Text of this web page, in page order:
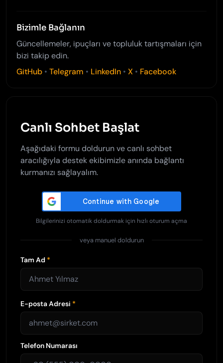
Bizimle Bağlanın
Güncellemeler, ipuçları ve topluluk tartışmaları için
bizi takip edin.
GitHub • Telegram • LinkedIn • X • Facebook
Canlı Sohbet Başlat
Aşağıdaki formu doldurun ve canlı sohbet
aracılığıyla destek ekibimizle anında bağlantı
kurmanızı sağlayalım.
Bilgilerinizi otomatik doldurmak için hızlı oturum açma
veya manuel doldurun
Tam Ad *
E-posta Adresi *
Telefon Numarası